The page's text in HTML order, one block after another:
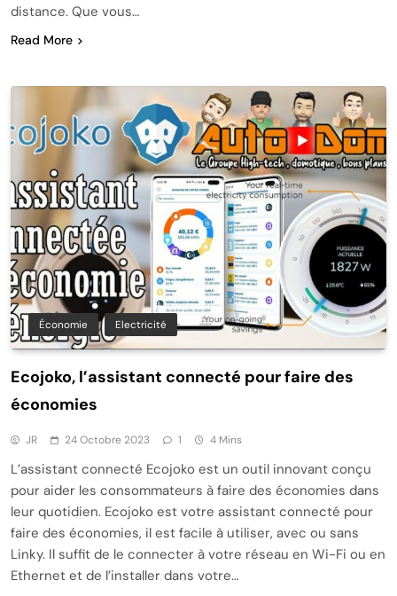
distance. Que vous…
Read More
Économie Electricité
Ecojoko, l’assistant connecté pour faire des
économies
JR 24 Octobre 2023 1 4 Mins
L’assistant connecté Ecojoko est un outil innovant conçu
pour aider les consommateurs à faire des économies dans
leur quotidien. Ecojoko est votre assistant connecté pour
faire des économies, il est facile à utiliser, avec ou sans
Linky. Il suffit de le connecter à votre réseau en Wi-Fi ou en
Ethernet et de l’installer dans votre…